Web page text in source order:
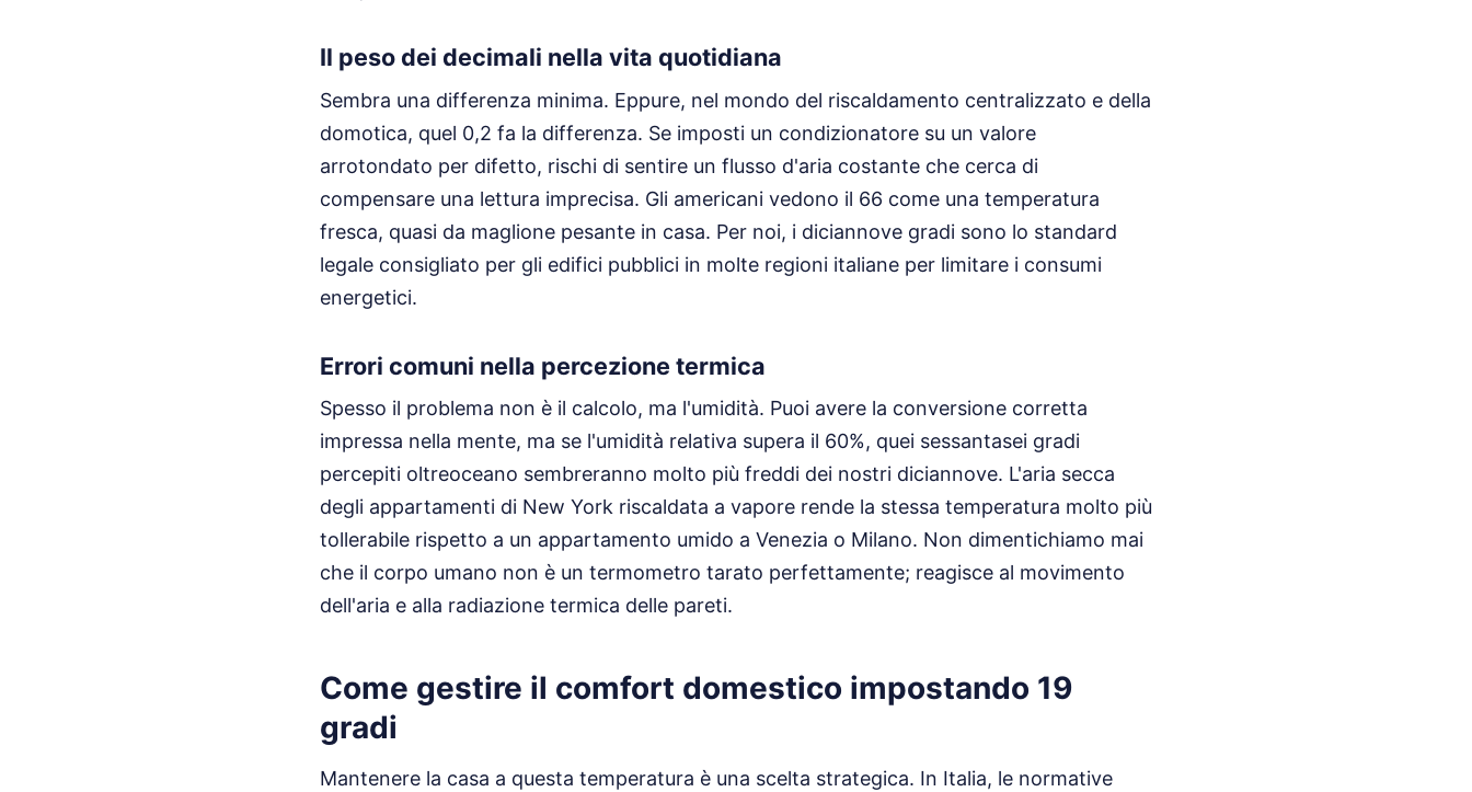
Il peso dei decimali nella vita quotidiana
Sembra una differenza minima. Eppure, nel mondo del riscaldamento centralizzato e della
domotica, quel 0,2 fa la differenza. Se imposti un condizionatore su un valore
arrotondato per difetto, rischi di sentire un flusso d'aria costante che cerca di
compensare una lettura imprecisa. Gli americani vedono il 66 come una temperatura
fresca, quasi da maglione pesante in casa. Per noi, i diciannove gradi sono lo standard
legale consigliato per gli edifici pubblici in molte regioni italiane per limitare i consumi
energetici.
Errori comuni nella percezione termica
Spesso il problema non è il calcolo, ma l'umidità. Puoi avere la conversione corretta
impressa nella mente, ma se l'umidità relativa supera il 60%, quei sessantasei gradi
percepiti oltreoceano sembreranno molto più freddi dei nostri diciannove. L'aria secca
degli appartamenti di New York riscaldata a vapore rende la stessa temperatura molto più
tollerabile rispetto a un appartamento umido a Venezia o Milano. Non dimentichiamo mai
che il corpo umano non è un termometro tarato perfettamente; reagisce al movimento
dell'aria e alla radiazione termica delle pareti.
Come gestire il comfort domestico impostando 19
gradi
Mantenere la casa a questa temperatura è una scelta strategica. In Italia, le normative